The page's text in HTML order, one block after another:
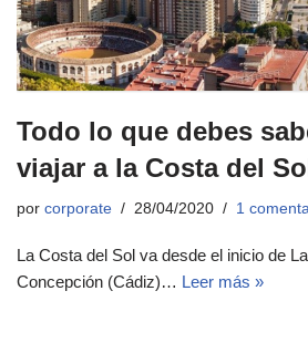
Todo lo que debes
viajar a la Costa del
por corporate 28/04/2020 1
La Costa del Sol va desde el inicio de
Concepción (Cádiz)… Leer más »